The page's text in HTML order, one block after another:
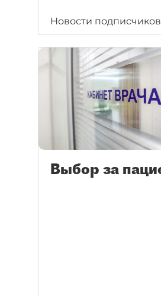
Новости подписчиков
Выбор за